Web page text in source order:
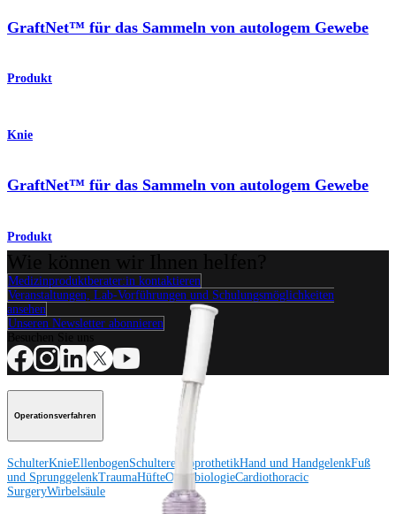
GraftNet™ für das Sammeln von autologem Gewebe
Produkt
Knie
GraftNet™ für das Sammeln von autologem Gewebe
Produkt
Medizinproduktberater:in kontaktieren
Veranstaltungen, Lab-Vorführungen und Schulungsmöglichkeiten
ansehen
Unseren Newsletter abonnieren
Operationsverfahren
SchulterKnieEllenbogenSchulterendoprothetikHand und HandgelenkFuß
und SprunggelenkTraumaHüfteOrthobiologieCardiothoracic
SurgeryWirbelsäule